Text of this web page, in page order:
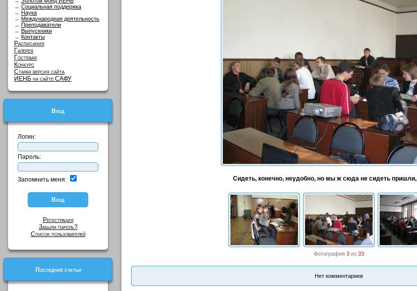
→ Социальная поддержка
→ Наука
→ Международная деятельность
→ Преподаватели
→ Выпускники
→ Контакты
Расписания
Галерея
Гостевая
Конкурс
Старая версия сайта
ИЕНБ на сайте САФУ
Вход
Логин:
Пароль:
Запомнить меня:
Регистрация
Забыли пароль?
Список пользователей
Последние статьи
Сидеть, конечно, неудобно, но мы ж сюда не сидеть пришли,
Фотография 3 из 33
Нет комментариев